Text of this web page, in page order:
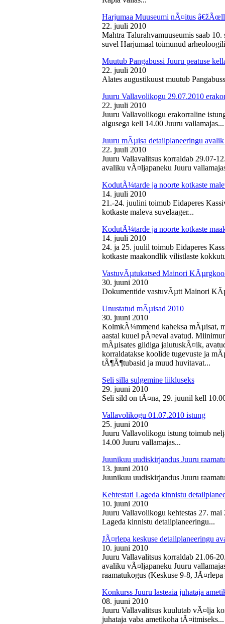
Harjumaa Muuseumi nÃ¤itus
22. juuli 2010
Mahtra Talurahvamuuseumis saab
suvel Harjumaal toimunud
Muutub Pangabussi Juuru peatuse
22. juuli 2010
Alates augustikuust muutub
Juuru Vallavolikogu 29.07.2010
22. juuli 2010
Juuru Vallavolikogu erakorraline
algusega kell 14.00 Juuru vallamajas...
Juuru mÃµisa detailplaneeringu
22. juuli 2010
Juuru Vallavalitsus korraldab 29.07-
avaliku vÃ¤ljapaneku Juuru
KodutÃ¼tarde ja noorte kotkaste
14. juuli 2010
21.-24. juulini toimub Eidaperes
kotkaste maleva suvelaager...
KodutÃ¼tarde ja noorte kotkaste
14. juuli 2010
24. ja 25. juulil toimub Eidaperes
kotkaste maakondlik vilistlaste
VastuvÃµtukatsed Mainori
30. juuni 2010
Dokumentide vastuvÃµtt Mainori
Unustatud mÃµisad 2010
30. juuni 2010
KolmkÃ¼mmend kaheksa mÃµisat,
aastal kuuel pÃ¤eval avatud.
mÃµisates giidiga jalutuskÃ¤ik,
korraldatakse koolide tugevuste ja
tÃ¶Ã¶tubasid ja muud huvitavat...
Seli silla sulgemine liikluseks
29. juuni 2010
Seli sild on tÃ¤na, 29. juunil kell
Vallavolikogu 01.07.2010 istung
25. juuni 2010
Juuru Vallavolikogu istung toimub
14.00 Juuru vallamajas...
Juunikuu uudiskirjandus Juuru
13. juuni 2010
Juunikuu uudiskirjandus Juuru
Kehtestati Lageda kinnistu
10. juuni 2010
Juuru Vallavolikogu kehtestas 27.
Lageda kinnistu detailplaneeringu...
JÃ¤rlepa keskuse detailplaneeringu
10. juuni 2010
Juuru Vallavalitsus korraldab 21.06-
avaliku vÃ¤ljapaneku Juuru
raamatukogus (Keskuse 9-8,
Konkurss Juuru lasteaia juhataja
08. juuni 2010
Juuru Vallavalitsus kuulutab vÃ¤lja
juhataja vaba ametikoha tÃ¤itmiseks...